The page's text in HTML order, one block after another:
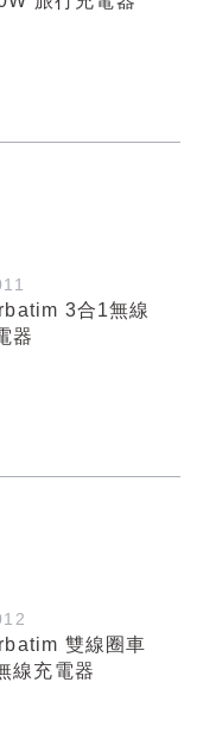
3合1無線
器
雙線圈車
線充電器